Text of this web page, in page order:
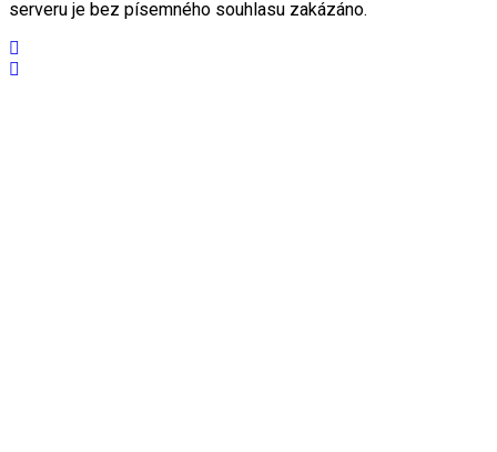
serveru je bez písemného souhlasu zakázáno.